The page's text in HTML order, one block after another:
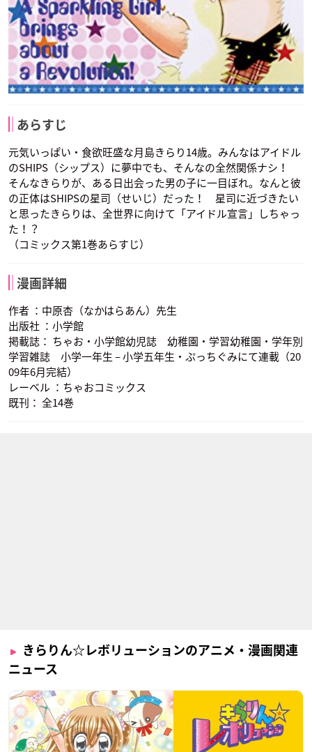
あらすじ
元気いっぱい・食欲旺盛な月島きらり14歳。みんなはアイドル
のSHIPS（シップス）に夢中でも、そんなの全然関係ナシ！
そんなきらりが、ある日出会った男の子に一目ぼれ。なんと彼
の正体はSHIPSの星司（せいじ）だった！ 星司に近づきたい
と思ったきらりは、全世界に向けて「アイドル宣言」しちゃっ
た！？
（コミックス第1巻あらすじ）
漫画詳細
作者 ：中原杏（なかはらあん）先生
出版社 ：小学館
掲載誌： ちゃお・小学館幼児誌 幼稚園・学習幼稚園・学年別
学習雑誌 小学一年生 – 小学五年生・ぷっちぐみにて連載（20
09年6月完結）
レーベル ：ちゃおコミックス
既刊： 全14巻
きらりん☆レボリューションのアニメ・漫画関連
ニュース